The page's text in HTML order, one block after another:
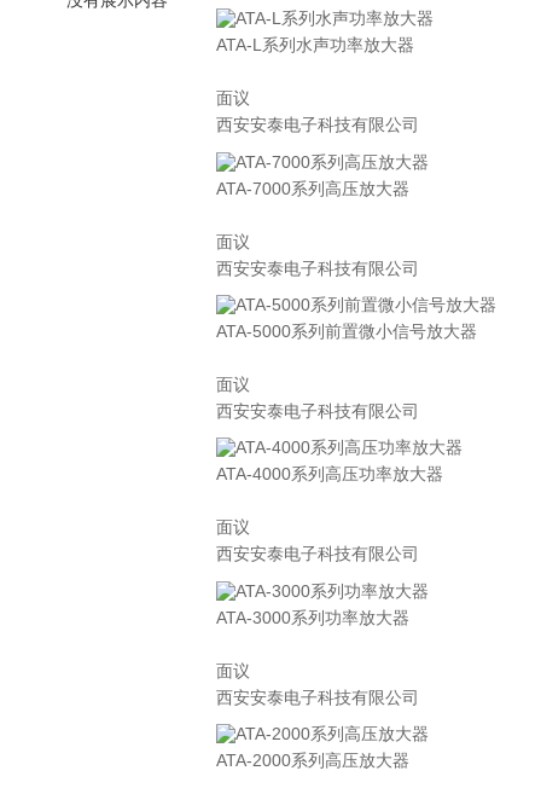
ATA-L系列水声功率放大器
面议
西安安泰电子科技有限公司
ATA-7000系列高压放大器
面议
西安安泰电子科技有限公司
ATA-5000系列前置微小信号放大器
面议
西安安泰电子科技有限公司
ATA-4000系列高压功率放大器
面议
西安安泰电子科技有限公司
ATA-3000系列功率放大器
面议
西安安泰电子科技有限公司
ATA-2000系列高压放大器